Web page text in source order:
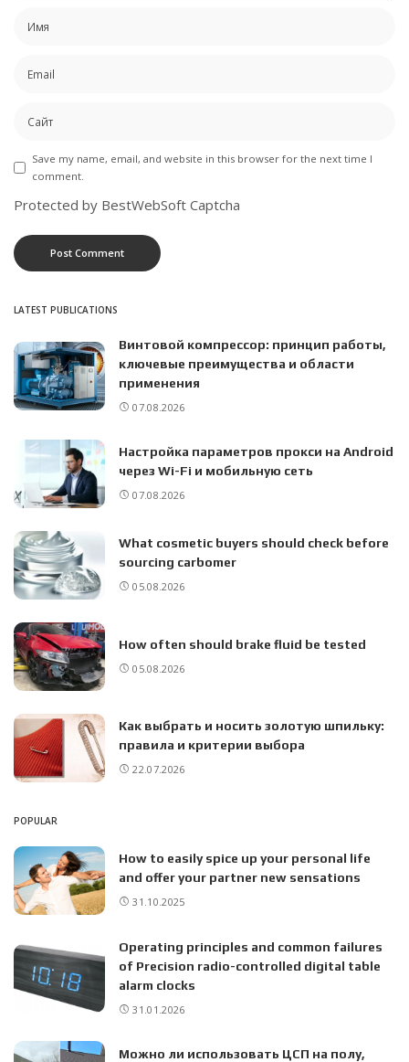
Save my name, email, and website in this browser for the next time I
comment.
Protected by BestWebSoft Captcha
LATEST PUBLICATIONS
Винтовой компрессор: принцип работы,
ключевые преимущества и области
применения
07.08.2026
Настройка параметров прокси на Android
через Wi-Fi и мобильную сеть
07.08.2026
What cosmetic buyers should check before
sourcing carbomer
05.08.2026
How often should brake fluid be tested
05.08.2026
Как выбрать и носить золотую шпильку:
правила и критерии выбора
22.07.2026
POPULAR
How to easily spice up your personal life
and offer your partner new sensations
31.10.2025
Operating principles and common failures
of Precision radio-controlled digital table
alarm clocks
31.01.2026
Можно ли использовать ЦСП на полу,